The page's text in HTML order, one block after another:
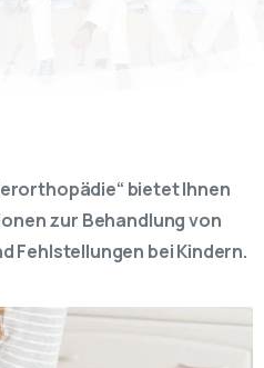
bietet Ihnen
zur Behandlung von
Fehlstellungen bei Kindern.